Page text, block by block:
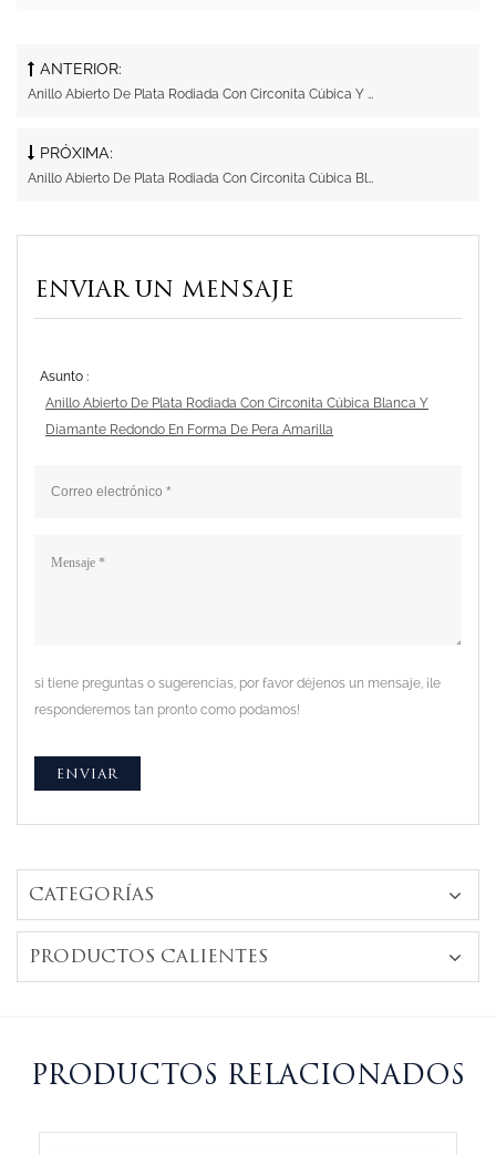
ANTERIOR:
PRÓXIMA:
ENVIAR UN MENSAJE
Asunto :
Anillo Abierto De Plata Rodiada Con Circonita Cúbica Blanca Y
Diamante Redondo En Forma De Pera Amarilla
si tiene preguntas o sugerencias, por favor déjenos un mensaje, ¡le
responderemos tan pronto como podamos!
CATEGORÍAS
PRODUCTOS CALIENTES
PRODUCTOS RELACIONADOS